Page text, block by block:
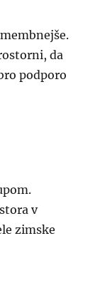
da
podporo
v
zimske